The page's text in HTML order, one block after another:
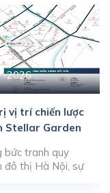
2026
vị trí chiến lược
Stellar Garden
bức tranh quy
đô thị Hà Nội, sự